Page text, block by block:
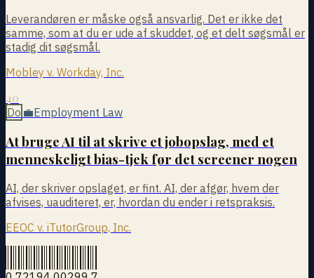
Leverandøren er måske også ansvarlig. Det er ikke det
samme, som at du er ude af skuddet, og et delt søgsmål er
stadig dit søgsmål.
Mobley v. Workday, Inc.
40
Do 💼Employment Law
At bruge AI til at skrive et jobopslag, med et
menneskeligt bias-tjek før det screener nogen
AI, der skriver opslaget, er fint. AI, der afgør, hvem der
afvises, uauditeret, er, hvordan du ender i retspraksis.
EEOC v. iTutorGroup, Inc.